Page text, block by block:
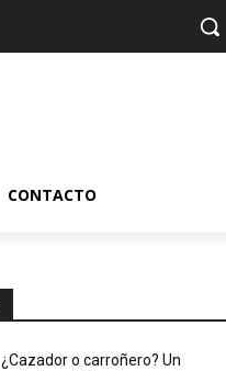
CONTACTO
¿Cazador o carroñero? Un